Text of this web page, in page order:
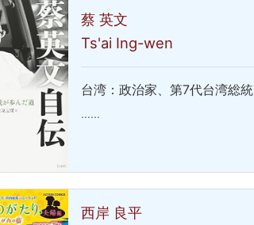
蔡 英文
Ts'ai Ing-wen
台湾：政治家、第7代台湾総統
……
西岸 良平